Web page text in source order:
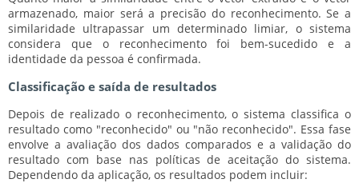
armazenado, maior será a precisão do reconhecimento. Se a
similaridade ultrapassar um determinado limiar, o sistema
considera que o reconhecimento foi bem-sucedido e a
identidade da pessoa é confirmada.
Classificação e saída de resultados
Depois de realizado o reconhecimento, o sistema classifica o
resultado como "reconhecido" ou "não reconhecido". Essa fase
envolve a avaliação dos dados comparados e a validação do
resultado com base nas políticas de aceitação do sistema.
Dependendo da aplicação, os resultados podem incluir: